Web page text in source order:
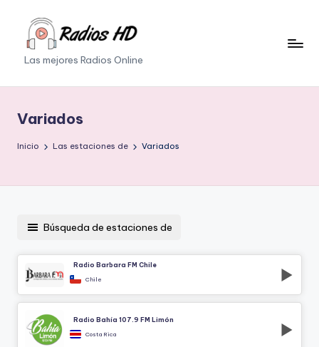
Saltar
contenidoLas mejores Radios Online
Variados
Inicio Las estaciones de Variados
Búsqueda de estaciones de
Radio Barbara FM Chile
Chile
Radio Bahía 107.9 FM Limón
Costa Rica